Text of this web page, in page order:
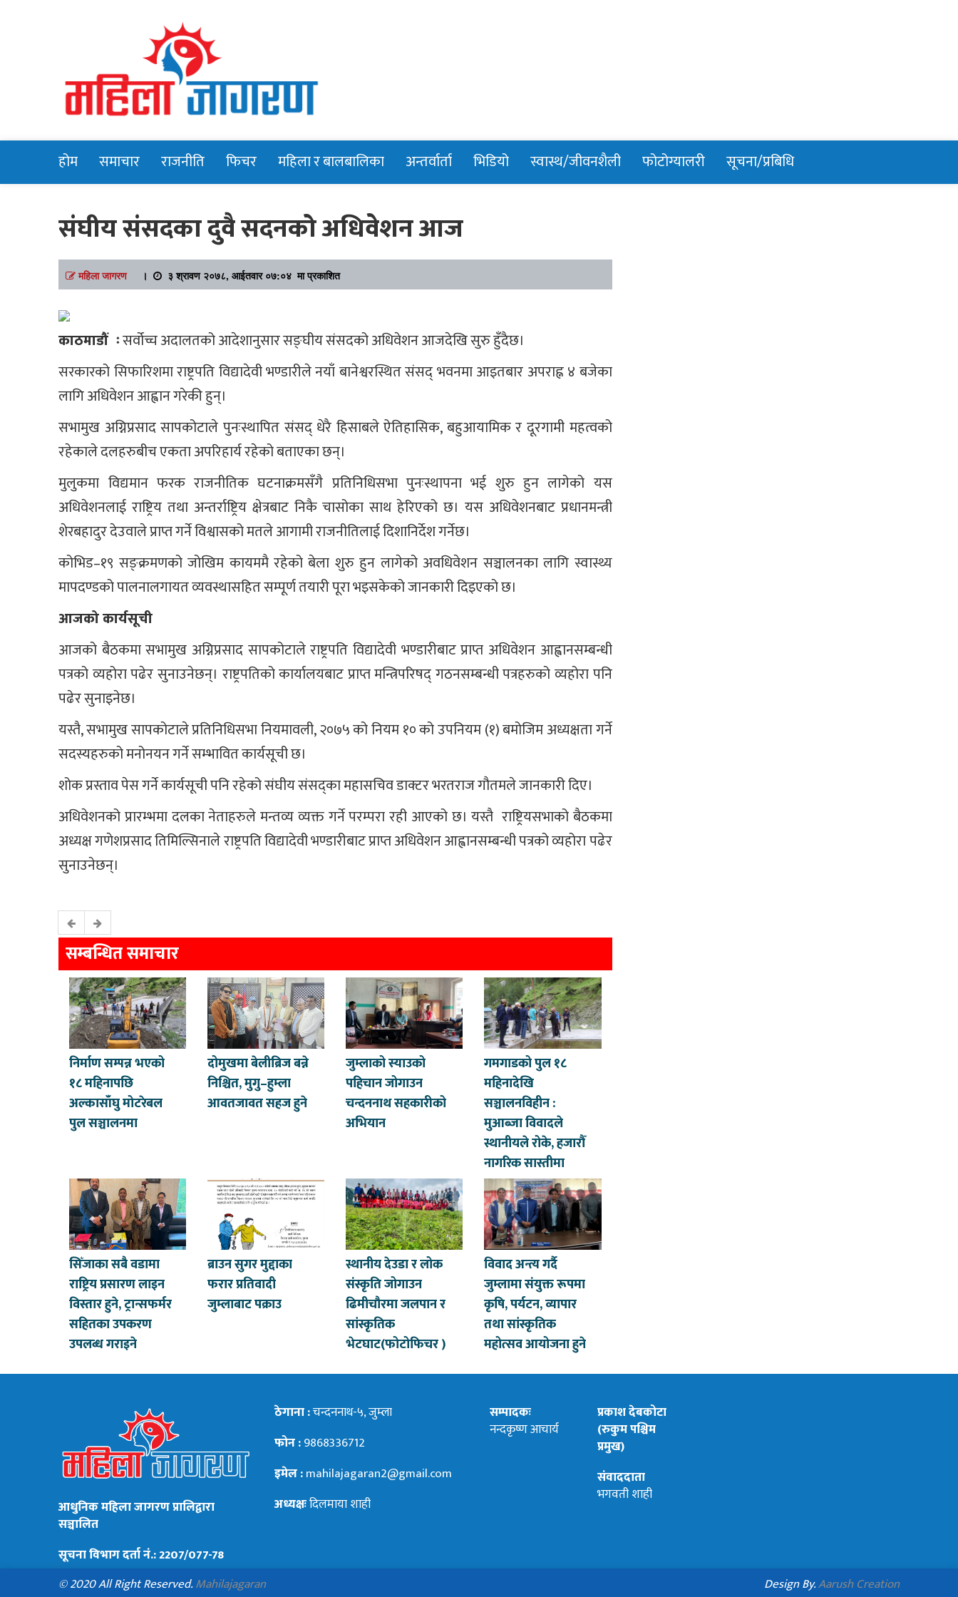
Mahilajagaran
होम समाचार राजनीति फिचर महिला र बालबालिका अन्तर्वार्ता भिडियो स्वास्थ/जीवनशैली फोटोग्यालरी सूचना/प्रबिधि
संघीय संसदका दुवै सदनको अधिवेशन आज
महिला जागरण। ३ श्रावण २०७८, आईतवार ०७:०४ मा प्रकाशित
काठमाडौं ःसर्वोच्च अदालतको आदेशानुसार सङ्घीय संसदको अधिवेशन आजदेखि सुरु हुँदैछ।
सरकारको सिफारिशमा राष्ट्रपति विद्यादेवी भण्डारीले नयाँ बानेश्वरस्थित संसद् भवनमा आइतबार अपराह्न ४ बजेका
लागि अधिवेशन आह्वान गरेकी हुन्।
सभामुख अग्निप्रसाद सापकोटाले पुनःस्थापित संसद् धेरै हिसाबले ऐतिहासिक, बहुआयामिक र दूरगामी महत्वको
रहेकाले दलहरुबीच एकता अपरिहार्य रहेको बताएका छन्।
मुलुकमा विद्यमान फरक राजनीतिक घटनाक्रमसँगै प्रतिनिधिसभा पुनःस्थापना भई शुरु हुन लागेको यस
अधिवेशनलाई राष्ट्रिय तथा अन्तर्राष्ट्रिय क्षेत्रबाट निकै चासोका साथ हेरिएको छ। यस अधिवेशनबाट प्रधानमन्त्री
शेरबहादुर देउवाले प्राप्त गर्ने विश्वासको मतले आगामी राजनीतिलाई दिशानिर्देश गर्नेछ।
कोभिड–१९ सङ्क्रमणको जोखिम कायममै रहेको बेला शुरु हुन लागेको अवधिवेशन सञ्चालनका लागि स्वास्थ्य
मापदण्डको पालनालगायत व्यवस्थासहित सम्पूर्ण तयारी पूरा भइसकेको जानकारी दिइएको छ।
आजको कार्यसूची
आजको बैठकमा सभामुख अग्निप्रसाद सापकोटाले राष्ट्रपति विद्यादेवी भण्डारीबाट प्राप्त अधिवेशन आह्वानसम्बन्धी
पत्रको व्यहोरा पढेर सुनाउनेछन्। राष्ट्रपतिको कार्यालयबाट प्राप्त मन्त्रिपरिषद् गठनसम्बन्धी पत्रहरुको व्यहोरा पनि
पढेर सुनाइनेछ।
यस्तै, सभामुख सापकोटाले प्रतिनिधिसभा नियमावली, २०७५ को नियम १० को उपनियम (१) बमोजिम अध्यक्षता गर्ने
सदस्यहरुको मनोनयन गर्ने सम्भावित कार्यसूची छ।
शोक प्रस्ताव पेस गर्ने कार्यसूची पनि रहेको संघीय संसद्का महासचिव डाक्टर भरतराज गौतमले जानकारी दिए।
अधिवेशनको प्रारम्भमा दलका नेताहरुले मन्तव्य व्यक्त गर्ने परम्परा रही आएको छ। यस्तै राष्ट्रियसभाको बैठकमा
अध्यक्ष गणेशप्रसाद तिमिल्सिनाले राष्ट्रपति विद्यादेवी भण्डारीबाट प्राप्त अधिवेशन आह्वानसम्बन्धी पत्रको व्यहोरा पढेर
सुनाउनेछन्।
सम्बन्धित समाचार
निर्माण सम्पन्न भएको
१८ महिनापछि
अल्कासाँघु मोटरेबल
पुल सञ्चालनमा
दोमुखमा बेलीब्रिज बन्ने
निश्चित, मुगु–हुम्ला
आवतजावत सहज हुने
जुम्लाको स्याउको
पहिचान जोगाउन
चन्दननाथ सहकारीको
अभियान
गमगाडको पुल १८
महिनादेखि
सञ्चालनविहीन :
मुआब्जा विवादले
स्थानीयले रोके, हजारौँ
नागरिक सास्तीमा
सिँजाका सबै वडामा
राष्ट्रिय प्रसारण लाइन
विस्तार हुने, ट्रान्सफर्मर
सहितका उपकरण
उपलब्ध गराइने
ब्राउन सुगर मुद्दाका
फरार प्रतिवादी
जुम्लाबाट पक्राउ
स्थानीय देउडा र लोक
संस्कृति जोगाउन
ढिमीचौरमा जलपान र
सांस्कृतिक
भेटघाट(फोटोफिचर )
विवाद अन्त्य गर्दै
जुम्लामा संयुक्त रूपमा
कृषि, पर्यटन, व्यापार
तथा सांस्कृतिक
महोत्सव आयोजना हुने
आधुनिक महिला जागरण प्रालिद्वारा
सञ्चालित
सूचना विभाग दर्ता नं.: 2207/077-78
ठेगाना :चन्दननाथ-५, जुम्ला
फोन :9868336712
इमेल :mahilajagaran2@gmail.com
अध्यक्षःदिलमाया शाही
सम्पादकः
नन्दकृष्ण आचार्य
प्रकाश देबकोटा
(रुकुम पश्चिम
प्रमुख)
संवाददाता
भगवती शाही
© 2020 All Right Reserved.Mahilajagaran Design By.Aarush Creation